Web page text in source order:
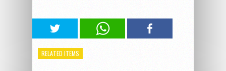
RELATED ITEMS